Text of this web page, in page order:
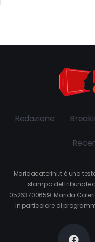
Redazione
Maridacaterini.it è una
stampa del tribunale
05263700659. Marida
in particolare di